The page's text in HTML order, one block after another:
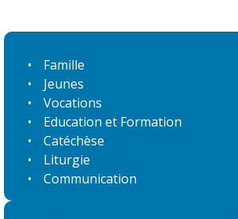
Famille
Jeunes
Vocations
Education et Formation
Catéchèse
Liturgie
Communication